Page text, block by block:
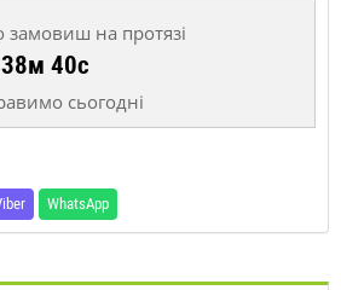
на протязі
39с
сьогодні
WhatsApp